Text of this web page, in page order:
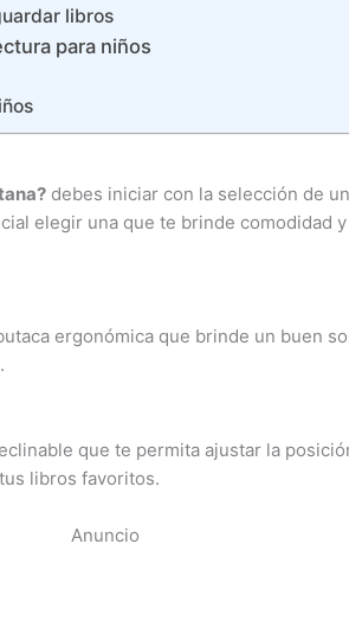
libros
para niños
debes iniciar con la selección de
elegir una que te brinde comodidad
ergonómica que brinde un buen
que te permita ajustar la
libros favoritos.
Anuncio